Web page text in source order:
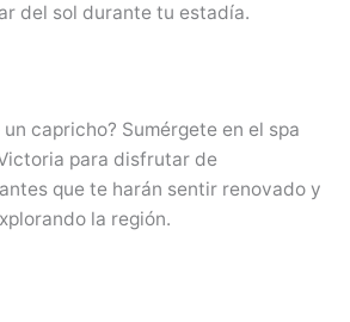
del sol durante tu estadía.
capricho? Sumérgete en el spa
para disfrutar de
que te harán sentir renovado y
la región.